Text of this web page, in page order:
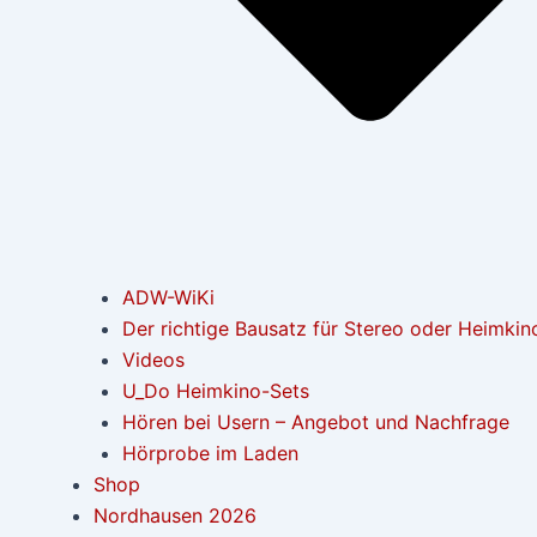
ADW-WiKi
Der richtige Bausatz für Stereo oder
Videos
U_Do Heimkino-Sets
Hören bei Usern – Angebot und Nachfrage
Hörprobe im Laden
Shop
Nordhausen 2026